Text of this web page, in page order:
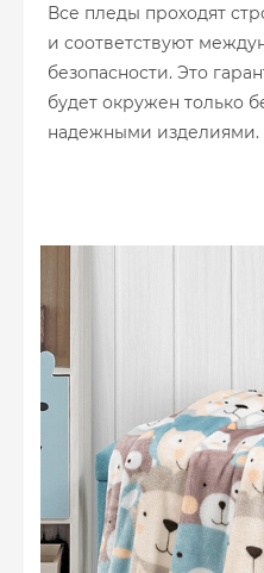
Все пледы проходят
и соответствуют
безопасности. Это
будет окружен только
надежными изделиями.